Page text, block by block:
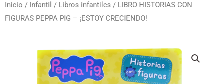
Inicio / Infantil / Libros infantiles / LIBRO HISTORIAS CON
FIGURAS PEPPA PIG – ¡ESTOY CRECIENDO!